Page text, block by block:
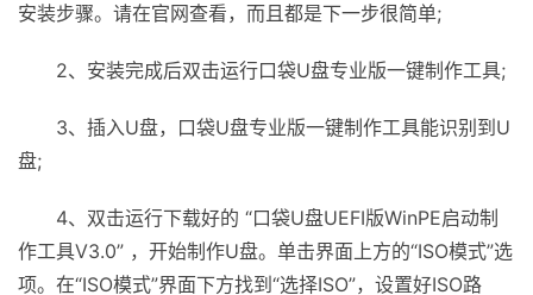
安装步骤。请在官网查看，而且都是下一步很简单;
2、安装完成后双击运行口袋U盘专业版一键制作工具;
3、插入U盘，口袋U盘专业版一键制作工具能识别到U
盘;
4、双击运行下载好的 “口袋U盘UEFI版WinPE启动制
作工具V3.0” ，开始制作U盘。单击界面上方的“ISO模式”选
项。在“ISO模式”界面下方找到“选择ISO”，设置好ISO路